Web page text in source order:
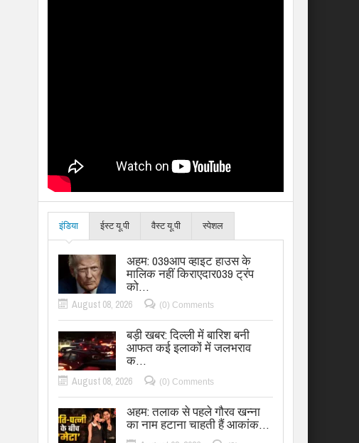
इंडिया ईस्ट यू.पी वैस्ट यू.पी स्पेशल
अहम: 039आप व्हाइट हाउस के
मालिक नहीं किराएदार039 ट्रंप
को…
August 08, 2026 (0) Comments
बड़ी खबर: दिल्ली में बारिश बनी
आफत कई इलाकों में जलभराव
क…
August 08, 2026 (0) Comments
अहम: तलाक से पहले गौरव खन्ना
का नाम हटाना चाहती हैं आकांक…